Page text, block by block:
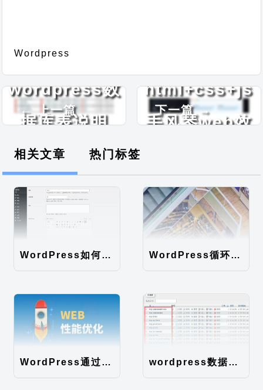
Wordpress
← 上一篇
wordpress数
据库表说明
下一篇 →
html+css+js
手风琴web效
相关文章 热门标签
WordPress如何在分类自定义字段添加默认编辑器 WordPress循环描述调用无法限制字数，直接显示全文问题解决
WordPress通过伪静态规则提高静态文件的读取速度 wordpress数据库表说明